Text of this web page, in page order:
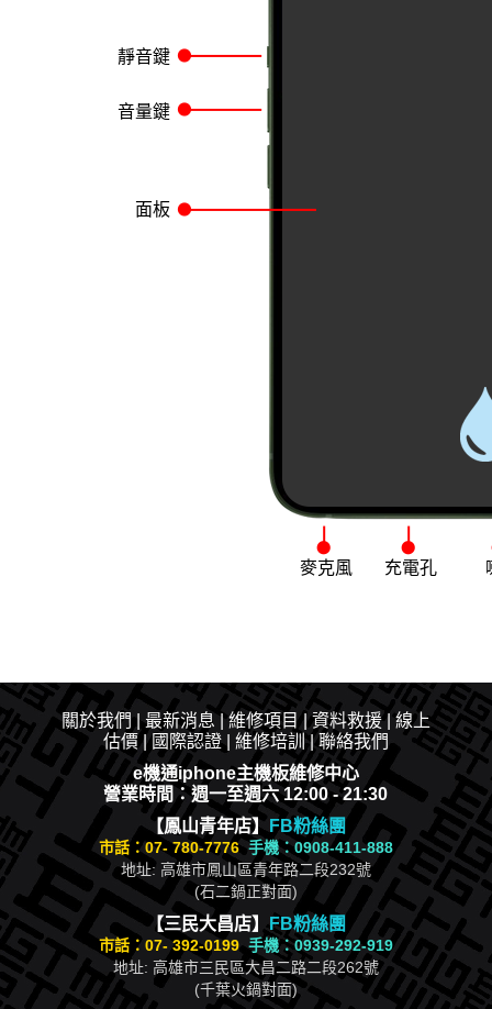
靜音鍵
音量鍵
面板
麥克風 充電孔
關於我們|最新消息 |​維修項目|資料救援|線上
估價|國際認證| 維修培訓|聯絡我們
e機通iphone主機板維修中心
營業時間：週一至週六 12:00 - 21:30
【鳳山青年店】 FB粉絲團
市話：07- 780-7776 手機：0908-411-888
地址: 高雄市鳳山區青年路二段232號
(石二鍋正對面)
【三民大昌店】FB粉絲團
市話：07- 392-0199 手機：0939-292-919
地址: 高雄市三民區大昌二路二段262號
(千葉火鍋對面)